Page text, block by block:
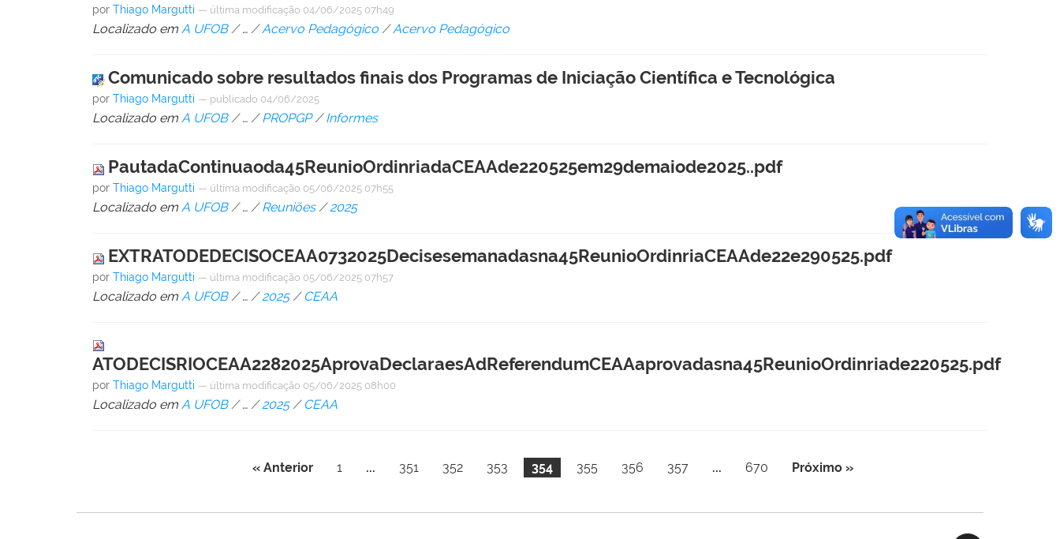
porThiago Margutti — última modificação 04/06/2025 07h49
Localizado em A UFOB /…/Acervo Pedagógico /Acervo Pedagógico
Comunicado sobre resultados finais dos Programas de Iniciação Científica e Tecnológica
porThiago Margutti — publicado 04/06/2025
Localizado em A UFOB /…/PROPGP /Informes
PautadaContinuaoda45ReunioOrdinriadaCEAAde220525em29demaiode2025..pdf
porThiago Margutti — última modificação 05/06/2025 07h55
Localizado em A UFOB /…/Reuniões /2025
EXTRATODEDECISOCEAA0732025Decisesemanadasna45ReunioOrdinriaCEAAde22e290525.pdf
porThiago Margutti — última modificação 05/06/2025 07h57
Localizado em A UFOB /…/2025 / CEAA
ATODECISRIOCEAA2282025AprovaDeclaraesAdReferendumCEAAaprovadasna45ReunioOrdinriade220525.pdf
porThiago Margutti — última modificação 05/06/2025 08h00
Localizado em A UFOB /…/2025 / CEAA
« Anterior 1 ... 351 352 353 354 355 356 357 ... 670 Próximo »